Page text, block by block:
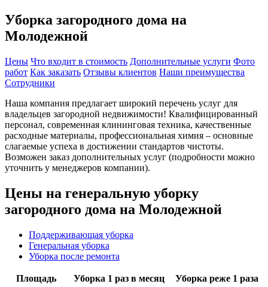
Уборка загородного дома на
Молодежной
Цены Что входит в стоимость Дополнительные услуги Фото
работ Как заказать Отзывы клиентов Наши преимущества
Сотрудники
Наша компания предлагает широкий перечень услуг для
владельцев загородной недвижимости! Квалифицированный
персонал, современная клининговая техника, качественные
расходные материалы, профессиональная химия – основные
слагаемые успеха в достижении стандартов чистоты.
Возможен заказ дополнительных услуг (подробности можно
уточнить у менеджеров компании).
Цены на генеральную уборку
загородного дома на Молодежной
Поддерживающая уборка
Генеральная уборка
Уборка после ремонта
Площадь
Уборка 1 раз в месяц
Уборка реже 1 раза